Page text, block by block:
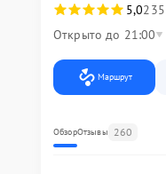
5,0
Открыто до 21:00
Маршрут
ОбзорОтзывы 260